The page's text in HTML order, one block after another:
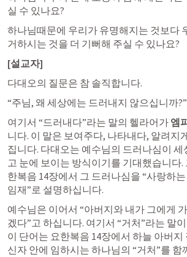
실 수 있나요?
하나님때문에 우리가 유명해지는 것보다
거하시는 것을 더 기뻐해 주실 수 있나요?
[설교자]
다대오의 질문은 참 솔직합니다.
“주님, 왜 세상에는 드러내지 않으십니까?”
여기서 “드러내다”라는 말의 헬라어가 엠
니다. 이 말은 보여주다, 나타내다, 알려지
집니다. 다대오는 예수님의 드러나심이 세
고 눈에 보이는 방식이기를 기대했습니다.
한복음 14장에서 그 드러나심을 “사랑하
임재”로 설명하십니다.
예수님은 이어서 “아버지와 내가 그에게
겠다”고 하십니다. 여기서 “거처”라는 말이
이 단어는 요한복음 14장에서 하늘 아버지
신자 안에 임하시는 하나님의 “거처”를 함